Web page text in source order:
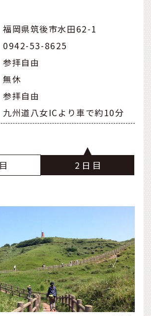
福岡県筑後市水田62-1
0942-53-8625
参拝自由
無休
参拝自由
九州道八女ICより車で約10分
2